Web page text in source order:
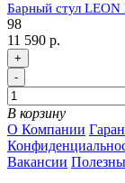
Барный стул
98
11 590 р.
+
-
В корзину
О Компании
Вакансии